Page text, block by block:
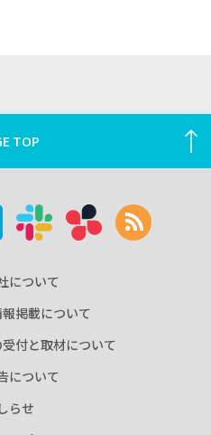
TOP
について
掲載について
付と取材について
について
らせ